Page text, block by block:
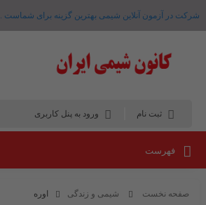
شرکت در آزمون آنلاین شیمی بهترین گزینه برای شماست .
ثبت نام ورود به پنل کاربری
فهرست
صفحه نخست شیمی و زندگی اوره